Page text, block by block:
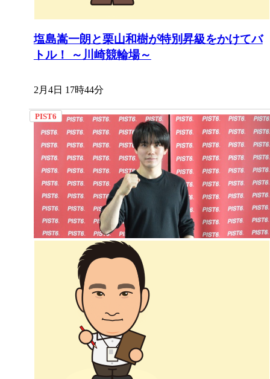
塩島嵩一朗と栗山和樹が特別昇級をかけてバ
トル！ ～川崎競輪場～
2月4日 17時44分